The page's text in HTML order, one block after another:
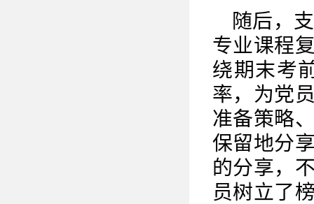
随后，
专业课程
绕期末考
率，为党
准备策略
保留地分
的分享，
员树立了